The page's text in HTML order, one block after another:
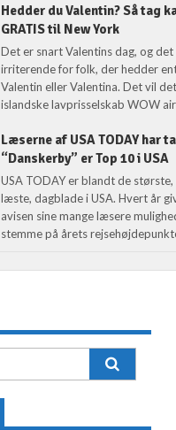
Hedder du Valentin? Så tag
GRATIS til New York
Det er snart Valentins dag, og
irriterende for folk, der hedder
Valentin eller Valentina. Det vil det
islandske lavprisselskab WOW air
Læserne af USA TODAY har
“Danskerby” er Top 10 i USA
USA TODAY er blandt de
læste, dagblade i USA. Hvert år
avisen sine mange læsere
stemme på årets